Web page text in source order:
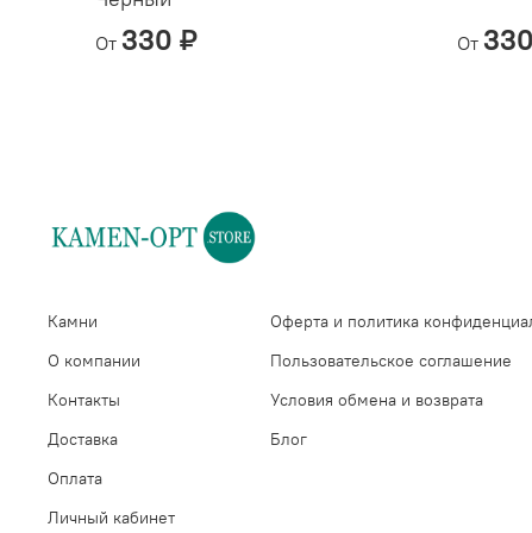
От 330 ₽ От
Камни
О компании
Контакты
Доставка
Оплата
Личный кабинет
Оферта и политика
Пользовательское соглашение
Условия обмена и возврата
Блог